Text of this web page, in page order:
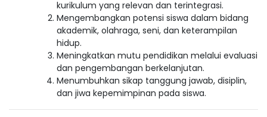
kurikulum yang relevan dan terintegrasi.
Mengembangkan potensi siswa dalam bidang
akademik, olahraga, seni, dan keterampilan
hidup.
Meningkatkan mutu pendidikan melalui evaluasi
dan pengembangan berkelanjutan.
Menumbuhkan sikap tanggung jawab, disiplin,
dan jiwa kepemimpinan pada siswa.